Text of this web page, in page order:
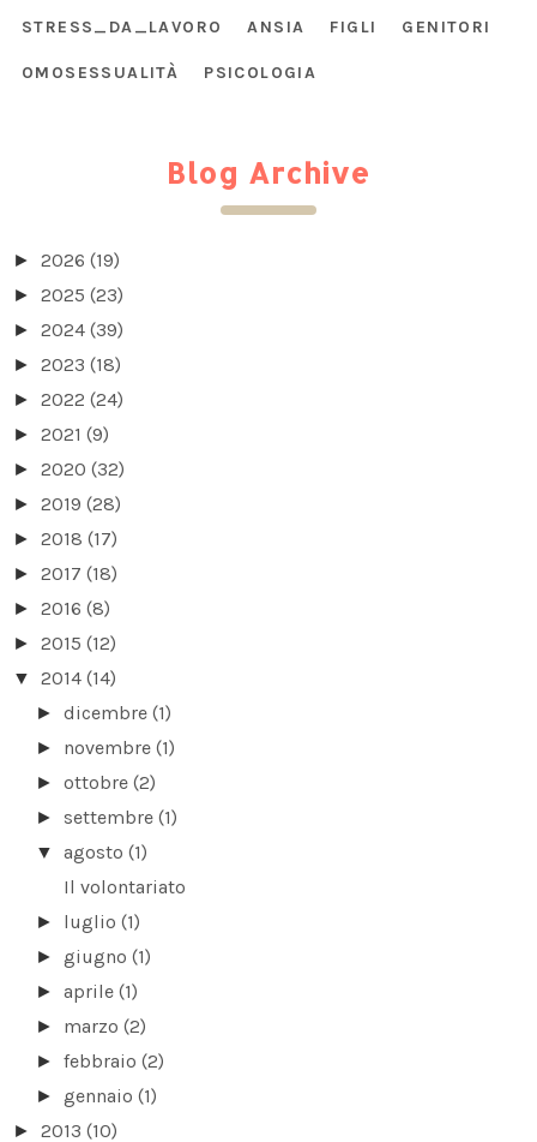
STRESS_DA_LAVORO ANSIA FIGLI GENITORI
OMOSESSUALITÀ PSICOLOGIA
Blog Archive
► 2026 (19)
► 2025 (23)
► 2024 (39)
► 2023 (18)
► 2022 (24)
► 2021 (9)
► 2020 (32)
► 2019 (28)
► 2018 (17)
► 2017 (18)
► 2016 (8)
► 2015 (12)
▼ 2014 (14)
►dicembre (1)
► novembre (1)
►ottobre (2)
► settembre (1)
▼ agosto (1)
Il volontariato
► luglio (1)
►giugno (1)
►aprile (1)
► marzo (2)
►febbraio (2)
►gennaio (1)
► 2013 (10)